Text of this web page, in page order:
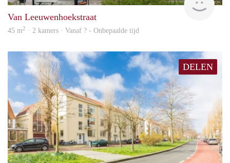
Van Leeuwenhoekstraat
45 m2 · 2 kamers · Vanaf ? - Onbepaalde tijd
DELEN